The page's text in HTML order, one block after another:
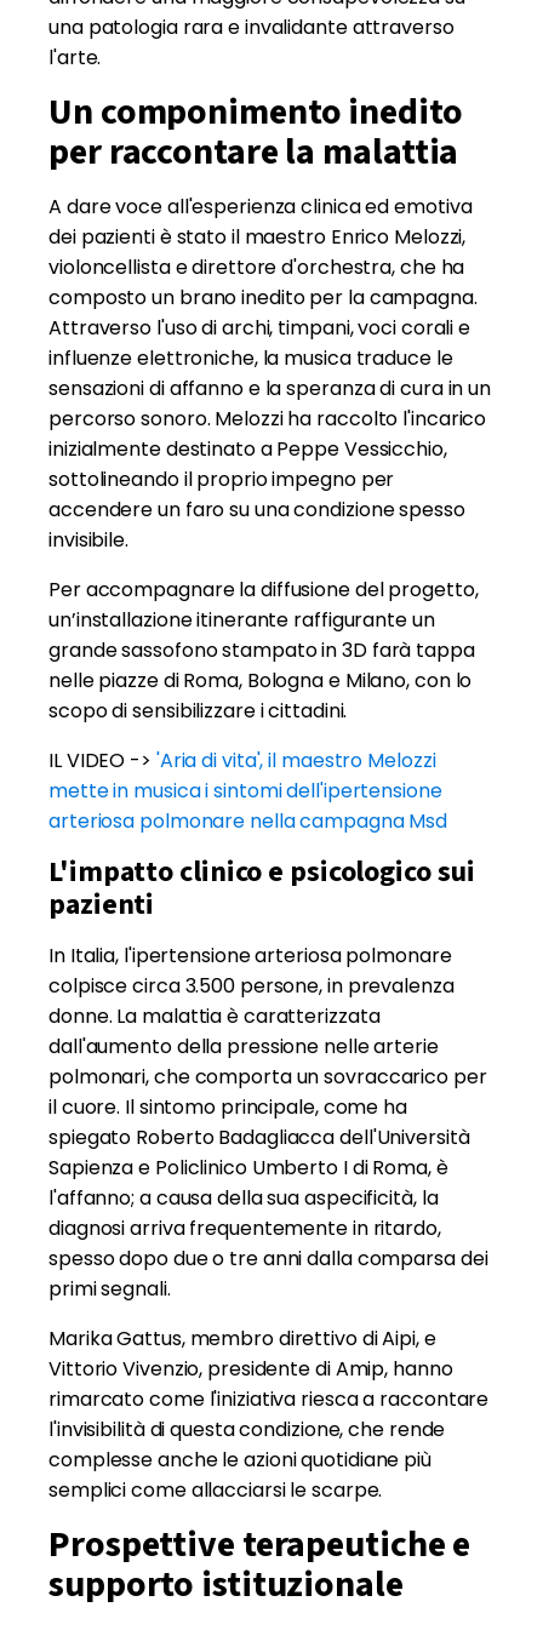
una patologia rara e invalidante attraverso
l'arte.
Un componimento inedito
per raccontare la malattia
A dare voce all'esperienza clinica ed emotiva
dei pazienti è stato il maestro Enrico Melozzi,
violoncellista e direttore d'orchestra, che ha
composto un brano inedito per la campagna.
Attraverso l'uso di archi, timpani, voci corali e
influenze elettroniche, la musica traduce le
sensazioni di affanno e la speranza di cura in un
percorso sonoro. Melozzi ha raccolto l'incarico
inizialmente destinato a Peppe Vessicchio,
sottolineando il proprio impegno per
accendere un faro su una condizione spesso
invisibile.
Per accompagnare la diffusione del progetto,
un’installazione itinerante raffigurante un
grande sassofono stampato in 3D farà tappa
nelle piazze di Roma, Bologna e Milano, con lo
scopo di sensibilizzare i cittadini.
IL VIDEO -> 'Aria di vita', il maestro Melozzi
mette in musica i sintomi dell'ipertensione
arteriosa polmonare nella campagna Msd
L'impatto clinico e psicologico sui
pazienti
In Italia, l'ipertensione arteriosa polmonare
colpisce circa 3.500 persone, in prevalenza
donne. La malattia è caratterizzata
dall'aumento della pressione nelle arterie
polmonari, che comporta un sovraccarico per
il cuore. Il sintomo principale, come ha
spiegato Roberto Badagliacca dell'Università
Sapienza e Policlinico Umberto I di Roma, è
l'affanno; a causa della sua aspecificità, la
diagnosi arriva frequentemente in ritardo,
spesso dopo due o tre anni dalla comparsa dei
primi segnali.
Marika Gattus, membro direttivo di Aipi, e
Vittorio Vivenzio, presidente di Amip, hanno
rimarcato come l'iniziativa riesca a raccontare
l'invisibilità di questa condizione, che rende
complesse anche le azioni quotidiane più
semplici come allacciarsi le scarpe.
Prospettive terapeutiche e
supporto istituzionale